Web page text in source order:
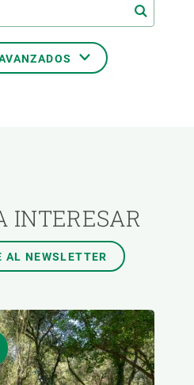
INTERESAR
AL NEWSLETTER